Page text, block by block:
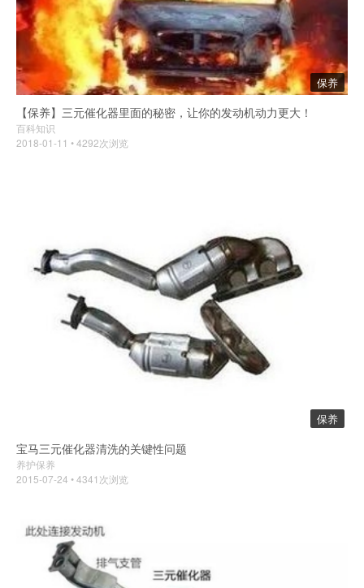
保养
【保养】三元催化器里面的秘密，让你的发动机动力更大！
百科知识
2018-01-11 • 4292次浏览
保养
宝马三元催化器清洗的关键性问题
养护保养
2015-07-24 • 4341次浏览